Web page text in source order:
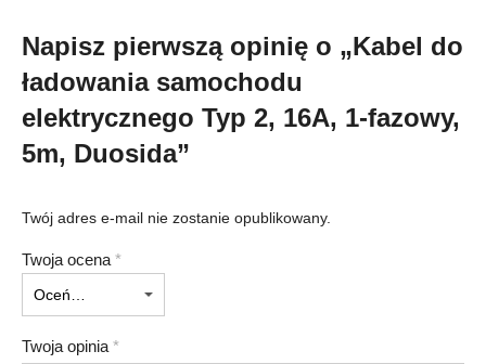
Napisz pierwszą opinię o „Kabel do
ładowania samochodu
elektrycznego Typ 2, 16A, 1-fazowy,
5m, Duosida”
Twój adres e-mail nie zostanie opublikowany.
Twoja ocena *
Twoja opinia *